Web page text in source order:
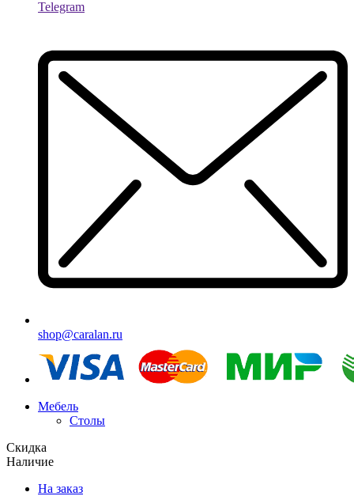
Telegram
shop@caralan.ru
Мебель
Столы
Скидка
Наличие
На заказ